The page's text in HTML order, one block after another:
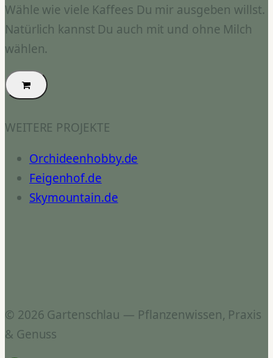
Wähle wie viele Kaffees Du mir ausgeben willst.
Natürlich kannst Du auch mit und ohne Milch
wählen.
WEITERE PROJEKTE
Orchideenhobby.de
Feigenhof.de
Skymountain.de
© 2026 Gartenschlau — Pflanzenwissen, Praxis
& Genuss